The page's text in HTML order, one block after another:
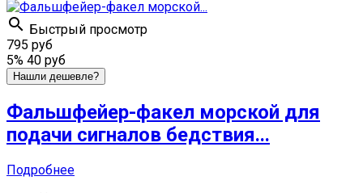
 Быстрый просмотр
795 руб
5% 40 руб
Нашли дешевле?
Фальшфейер-факел морской для
подачи сигналов бедствия...
Подробнее